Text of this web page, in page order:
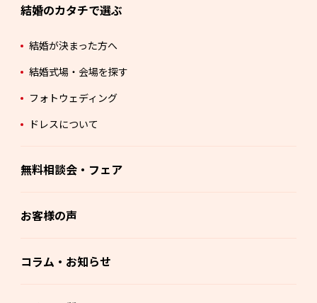
結婚のカタチで選ぶ
結婚が決まった方へ
結婚式場・会場を探す
フォトウェディング
ドレスについて
無料相談会・フェア
お客様の声
コラム・お知らせ